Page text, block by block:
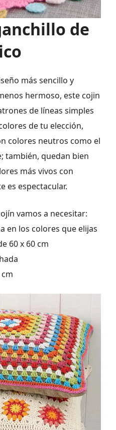
de
más sencillo y
hermoso, este cojin
de líneas simples
de tu elección,
colores neutros como el
también, quedan bien
más vivos con
es espectacular.
vamos a necesitar:
en los colores que elijas
60 x 60 cm